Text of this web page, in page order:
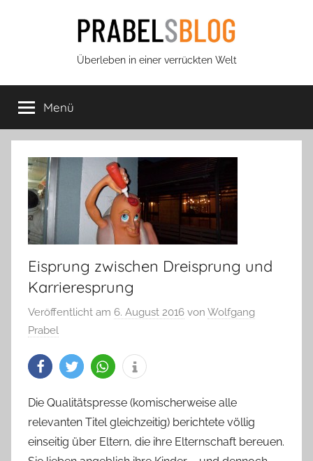
Prabels
Blog
Überleben in einer verrückten Welt
Menü
Eisprung zwischen Dreisprung und
Karrieresprung
Veröffentlicht am 6. August 2016 von Wolfgang
Prabel
Die Qualitätspresse (komischerweise alle
relevanten Titel gleichzeitig) berichtete völlig
einseitig über Eltern, die ihre Elternschaft bereuen.